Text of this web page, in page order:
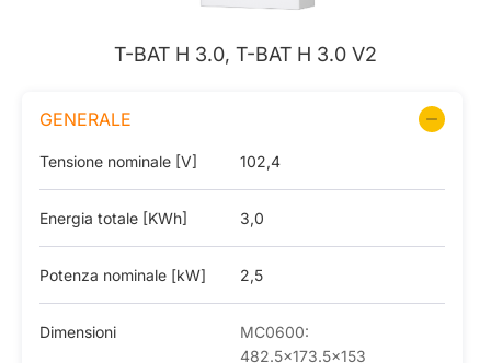
T-BAT H 3.0, T-BAT H 3.0 V2
GENERALE
Tensione nominale [V] 102,4
Energia totale [KWh] 3,0
Potenza nominale [kW] 2,5
Dimensioni
MC0600:
482.5×173.5×153